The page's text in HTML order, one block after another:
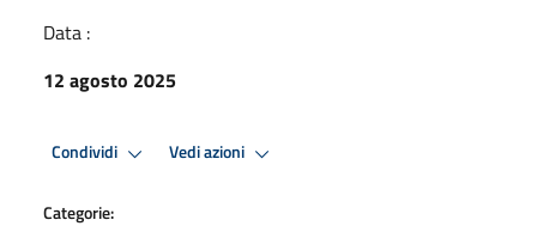
Data :
12 agosto 2025
Condividi Vedi azioni
Categorie: